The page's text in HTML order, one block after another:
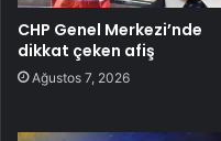
CHP Genel Merkezi’nde
dikkat çeken afiş
Ağustos 7, 2026